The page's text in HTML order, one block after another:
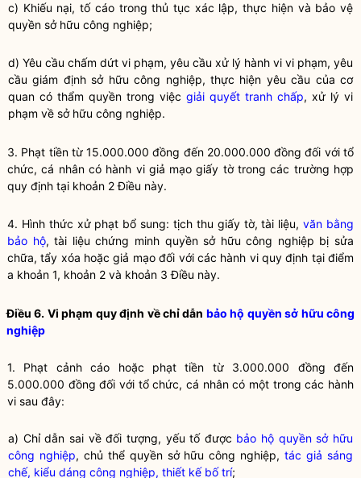
c) Khiếu nại, tố cáo trong thủ tục xác lập, thực hiện và bảo vệ
quyền sở hữu công nghiệp;
d) Yêu cầu chấm dứt vi phạm, yêu cầu xử lý hành vi vi phạm, yêu
cầu giám định sở hữu công nghiệp, thực hiện yêu cầu của cơ
quan có thẩm quyền trong việc giải quyết tranh chấp, xử lý vi
phạm về sở hữu công nghiệp.
3. Phạt tiền từ 15.000.000 đồng đến 20.000.000 đồng đối với tổ
chức, cá nhân có hành vi giả mạo giấy tờ trong các trường hợp
quy định tại khoản 2 Điều này.
4. Hình thức xử phạt bổ sung: tịch thu giấy tờ, tài liệu,văn bằng
bảo hộ, tài liệu chứng minh quyền sở hữu công nghiệp bị sửa
chữa, tẩy xóa hoặc giả mạo đối với các hành vi quy định tại điểm
a khoản 1, khoản 2 và khoản 3 Điều này.
Điều 6. Vi phạm quy định vềchỉ dẫn bảo hộ quyền sở hữu công
nghiệp
1. Phạt cảnh cáo hoặc phạt tiền từ 3.000.000 đồng đến
5.000.000 đồng đối với tổ chức, cá nhân có một trong các hành
vi sau đây:
a) Chỉ dẫn sai về đối tượng, yếu tố được bảo hộ quyền sở hữu
công nghiệp, chủ thể quyền sở hữu công nghiệp,tác giả sáng
chế, kiểu dáng công nghiệp, thiết kế bố trí;